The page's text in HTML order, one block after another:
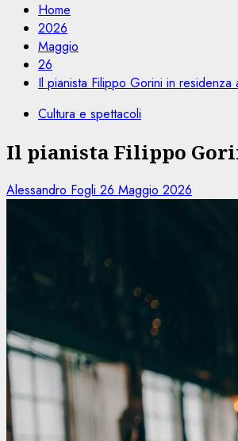
Home
2026
Maggio
26
Il pianista Filippo Gorini in residenza
Cultura e spettacoli
Il pianista Filippo
Alessandro Fogli 26 Maggio 2026